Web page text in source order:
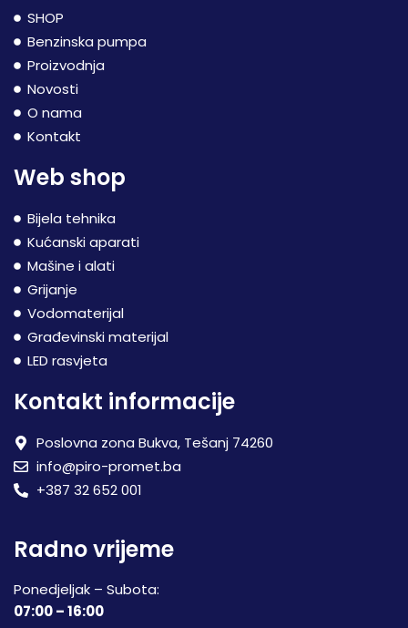
SHOP
Benzinska pumpa
Proizvodnja
Novosti
O nama
Kontakt
Web shop
Bijela tehnika
Kućanski aparati
Mašine i alati
Grijanje
Vodomaterijal
Građevinski materijal
LED rasvjeta
Kontakt informacije
Poslovna zona Bukva, Tešanj 74260
info@piro-promet.ba
+387 32 652 001
Radno vrijeme
Ponedjeljak – Subota:
07:00 – 16:00